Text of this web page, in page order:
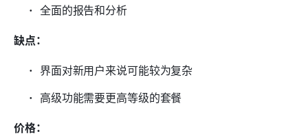
全面的报告和分析
缺点：
界面对新用户来说可能较为复杂
高级功能需要更高等级的套餐
价格：